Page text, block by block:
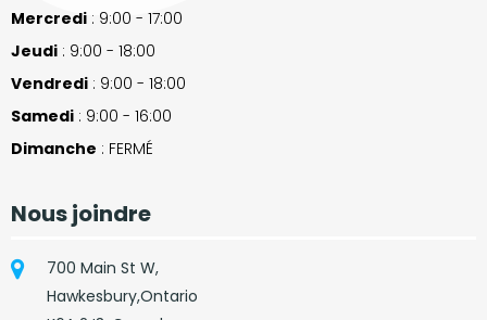
Mercredi : 9:00 - 17:00
Jeudi : 9:00 - 18:00
Vendredi : 9:00 - 18:00
Samedi : 9:00 - 16:00
Dimanche : FERMÉ
Nous joindre
700 Main St W,
Hawkesbury,Ontario